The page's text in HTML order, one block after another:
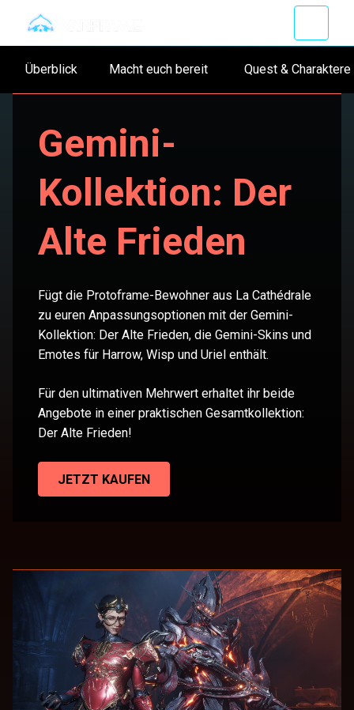
Überblick Macht euch bereit Quest &
Gemini-
Kollektion: Der
Alte Frieden
Fügt die Protoframe-Bewohner aus La Cathédrale
zu euren Anpassungsoptionen mit der Gemini-
Kollektion: Der Alte Frieden, die Gemini-Skins und
Emotes für Harrow, Wisp und Uriel enthält.
Für den ultimativen Mehrwert erhaltet ihr beide
Angebote in einer praktischen Gesamtkollektion:
Der Alte Frieden!
JETZT KAUFEN